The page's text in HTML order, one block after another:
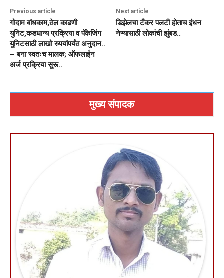
Previous article
गोदाम बांधकाम,तेल काढणी
युनिट,कडधान्य प्रक्रिया व पॅकेजिंग
युनिटसाठी लाखो रुपयांपर्यंत अनुदान..
– बना स्वतःच मालक; ऑफलाईन
अर्ज प्रक्रिया सुरू..
Next article
डिझेलचा टँकर पलटी होताच इंधन
नेण्यासाठी लोकांची झुंबड..
मुख्य संपादक